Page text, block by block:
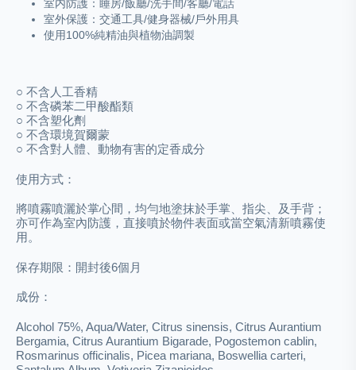
室内防護：睡房/飯廳/洗手間/客廳/電話
室外保護：交通工具/健身器械/戶外用具
使用100%純精油與植物油調製
○ 不含人工香精
○ 不含磷苯二甲酸酯類
○ 不含塑化劑
○ 不含環境賀爾蒙
○ 不含對人體、動物有害的定香成分
使用方式：
將噴霧噴灑於掌心間，均勻地塗抹於手掌、指尖、及手背；
亦可作為室內防護，直接噴於物件表面或當空氣清新噴霧使
用。
保存期限： 開封後6個月
成份：
Alcohol 75%, Aqua/Water, Citrus sinensis, Citrus Aurantium
Bergamia, Citrus Aurantium Bigarade, Pogostemon cablin,
Rosmarinus officinalis, Picea mariana, Boswellia carteri,